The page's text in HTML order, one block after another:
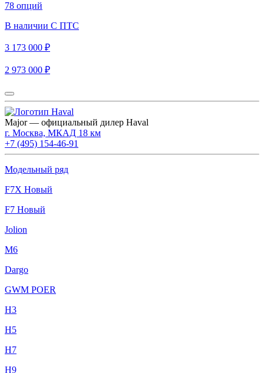
78 опций
В наличии С ПТС
3 173 000 ₽
2 973 000 ₽
Major — официальный дилер Haval
г. Москва, МКАД 18 км
+7 (495) 154-46-91
Модельный ряд
F7X Новый
F7 Новый
Jolion
M6
Dargo
GWM POER
H3
H5
H7
H9